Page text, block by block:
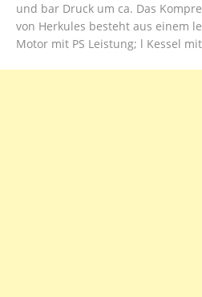
und bar Druck um ca. Das
von Herkules besteht aus einem
Motor mit PS Leistung; l Kessel